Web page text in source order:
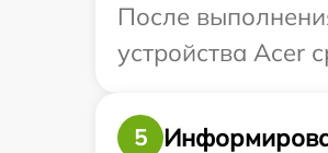
После
устройства Acer
5